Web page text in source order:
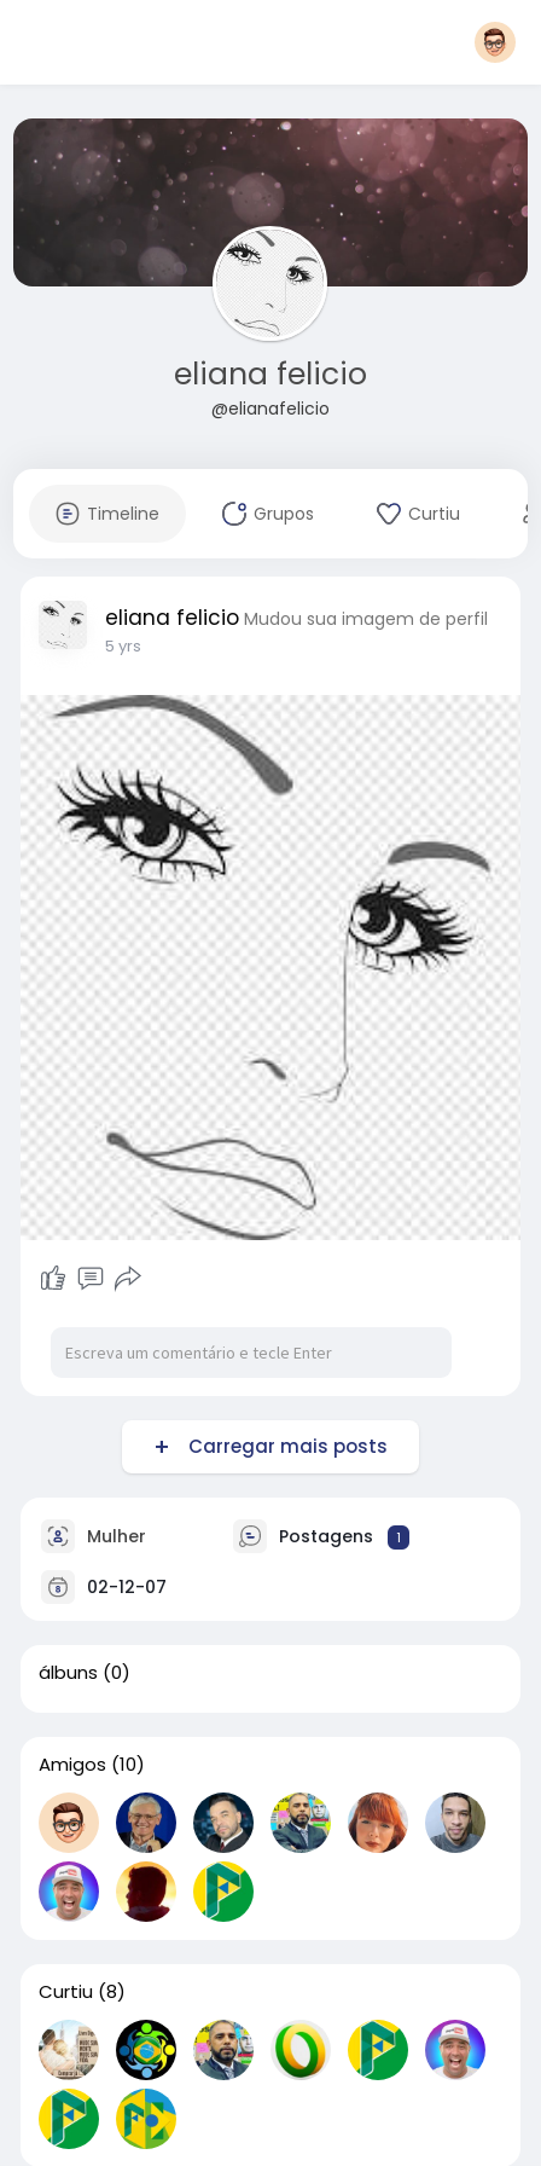
eliana felicio
@elianafelicio
Timeline Grupos Curtiu
eliana felicio Mudou sua imagem de perfil
5 yrs
Carregar mais posts
Mulher Postagens 1
02-12-07
álbuns (0)
Amigos (10)
Curtiu (8)